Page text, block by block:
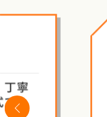
栃
警察か
て。希望